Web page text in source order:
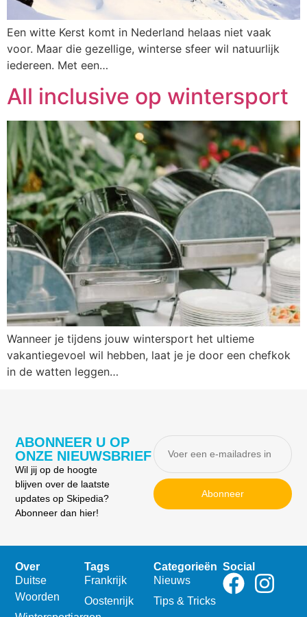
Een witte Kerst komt in Nederland helaas niet vaak
voor. Maar die gezellige, winterse sfeer wil natuurlijk
iedereen. Met een…
All inclusive op wintersport
Wanneer je tijdens jouw wintersport het ultieme
vakantiegevoel wil hebben, laat je je door een chefkok
in de watten leggen…
ABONNEER U OP
ONZE NIEUWSBRIEF
Wil jij op de hoogte
blijven over de laatste
updates op Skipedia?
Abonneer dan hier!
Abonneer
Over
Duitse
Woorden
Tags
Frankrijk
Oostenrijk
Categorieën
Nieuws
Tips & Tricks
Social